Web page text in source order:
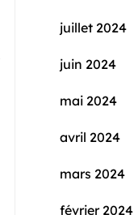
juillet 2024
juin 2024
mai 2024
avril 2024
mars 2024
février 2024